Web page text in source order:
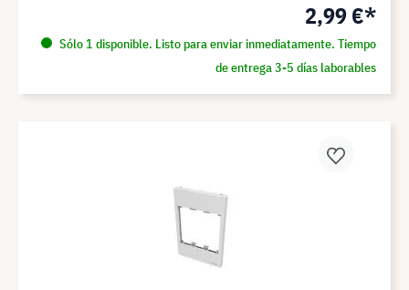
2,99 €*
Sólo 1 disponible. Listo para enviar inmediatamente. Tiempo
de entrega 3-5 días laborables